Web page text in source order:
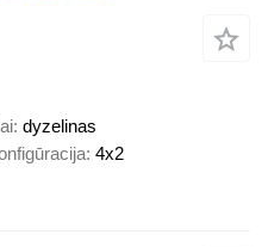
dyzelinas
4x2